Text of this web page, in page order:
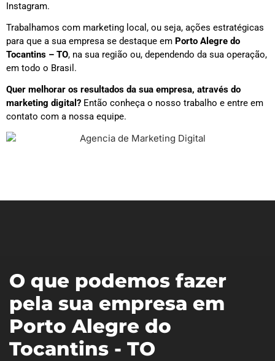
Instagram.
Trabalhamos com marketing local, ou seja, ações estratégicas
para que a sua empresa se destaque em Porto Alegre do
Tocantins – TO, na sua região ou, dependendo da sua operação,
em todo o Brasil.
Quer melhorar os resultados da sua empresa, através do
marketing digital? Então conheça o nosso trabalho e entre em
contato com a nossa equipe.
O que podemos fazer
pela sua empresa em
Porto Alegre do
Tocantins - TO